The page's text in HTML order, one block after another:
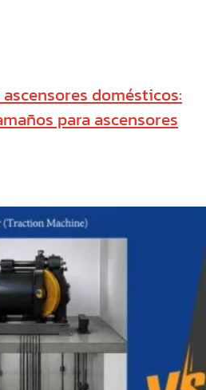
domésticos:
para ascensores